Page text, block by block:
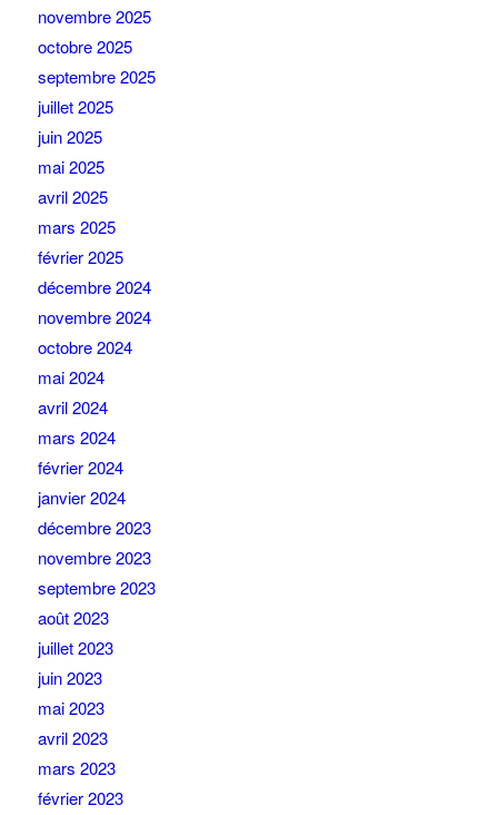
novembre 2025
octobre 2025
septembre 2025
juillet 2025
juin 2025
mai 2025
avril 2025
mars 2025
février 2025
décembre 2024
novembre 2024
octobre 2024
mai 2024
avril 2024
mars 2024
février 2024
janvier 2024
décembre 2023
novembre 2023
septembre 2023
août 2023
juillet 2023
juin 2023
mai 2023
avril 2023
mars 2023
février 2023